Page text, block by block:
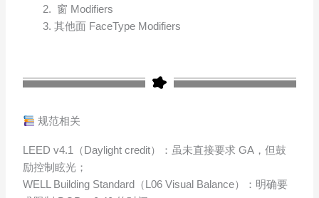
窗 Modifiers
其他面 FaceType Modifiers
规范相关
LEED v4.1（Daylight credit）：虽未直接要求 GA，但鼓
励控制眩光；
WELL Building Standard（L06 Visual Balance）：明确要